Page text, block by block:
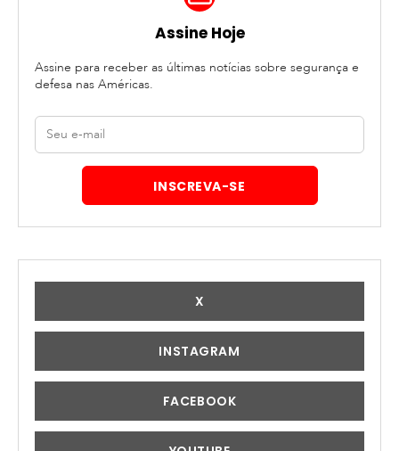
página
inicial
Assine Hoje
Assine para receber as últimas notícias sobre segurança e
defesa nas Américas.
E-
mail
INSCREVA-SE
nos
X
INSTAGRAM
FACEBOOK